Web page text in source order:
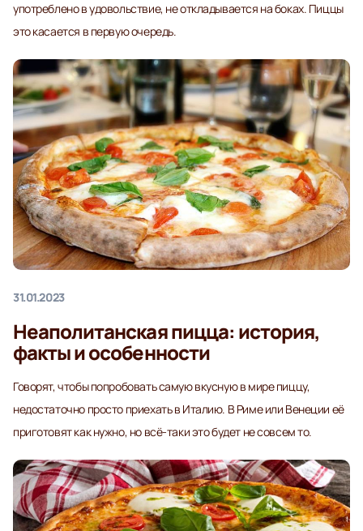
употреблено в удовольствие, не откладывается на боках. Пиццы
это касается в первую очередь.
31.01.2023
Неаполитанская пицца: история,
факты и особенности
Говорят, чтобы попробовать самую вкусную в мире пиццу,
недостаточно просто приехать в Италию. В Риме или Венеции её
приготовят как нужно, но всё-таки это будет не совсем то.